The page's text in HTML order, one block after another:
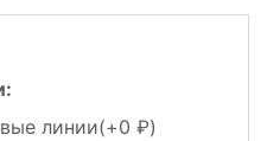
линии(+0 )